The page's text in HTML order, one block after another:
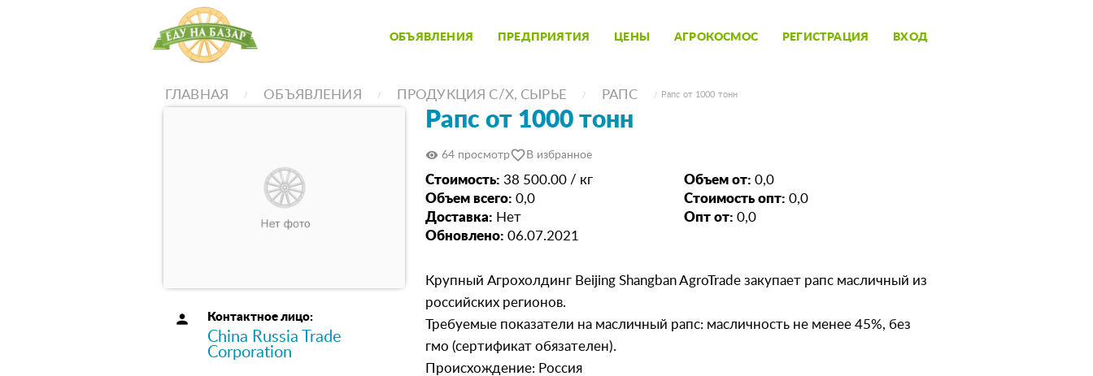
ОБЪЯВЛЕНИЯ ПРЕДПРИЯТИЯ ЦЕНЫ АГРОКОСМОС РЕГИСТРАЦИЯ ВХОД
ГЛАВНАЯ ОБЪЯВЛЕНИЯ ПРОДУКЦИЯ С/Х, СЫРЬЕ РАПС Рапс от 1000 тонн
person Контактное лицо:
China Russia Trade
Corporation
Рапс от 1000 тонн
visibility 64 просмотрfavorite_border В избранное
Стоимость: 38 500.00 / кг Объем от: 0,0
Объем всего: 0,0 Стоимость опт: 0,0
Доставка: Нет Опт от: 0,0
Обновлено: 06.07.2021
Крупный Агрохолдинг Beijing Shangban AgroTrade закупает рапс масличный из
российских регионов.
Требуемые показатели на масличный рапс: масличность не менее 45%, без
гмо (сертификат обязателен).
Происхождение: Россия